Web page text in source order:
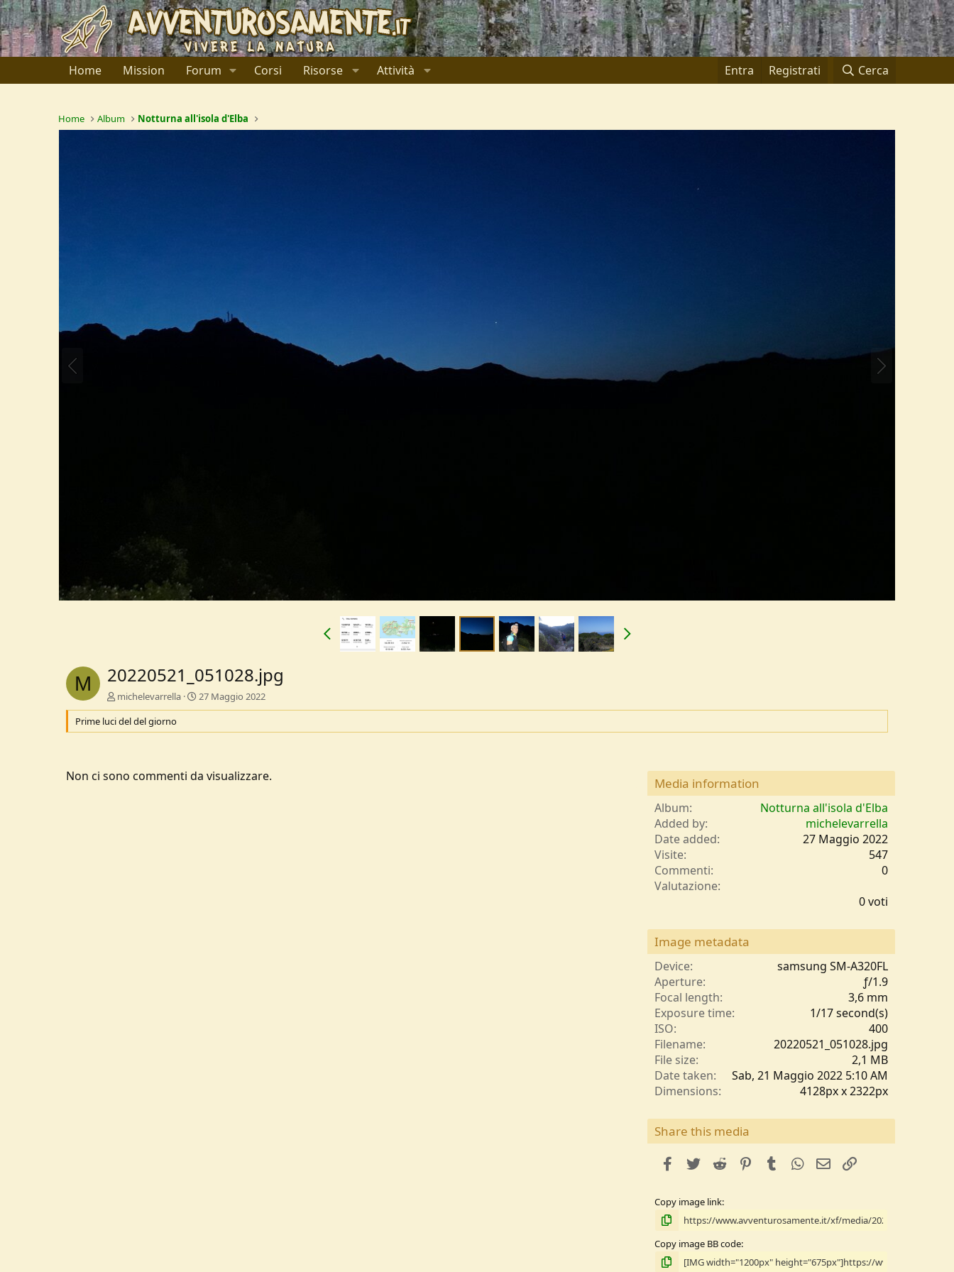
Home Mission Forum Corsi Risorse Attività Entra Registrati Cerca
Home Album Notturna all'isola d'Elba
M 20220521_051028.jpg
michelevarrella
27 Maggio 2022
Prime luci del del giorno
Non ci sono commenti da visualizzare. Media information
Album
Notturna all'isola d'Elba
Added by
michelevarrella
Date added
27 Maggio 2022
Visite
547
Commenti
0
Valutazione
0
t
e
l
/
a
0 voti
Image metadata
Device
samsung SM-A320FL
Aperture
ƒ/1.9
Focal length
3,6 mm
Exposure time
1/17 second(s)
ISO
400
Filename
20220521_051028.jpg
File size
2,1 MB
Date taken
Sab, 21 Maggio 2022 5:10 AM
Dimensions
4128px x 2322px
Share this media
facebookTwitterReddit PinterestTumblrWhatsApp
e-mail
Copy image link
Copy image BB code